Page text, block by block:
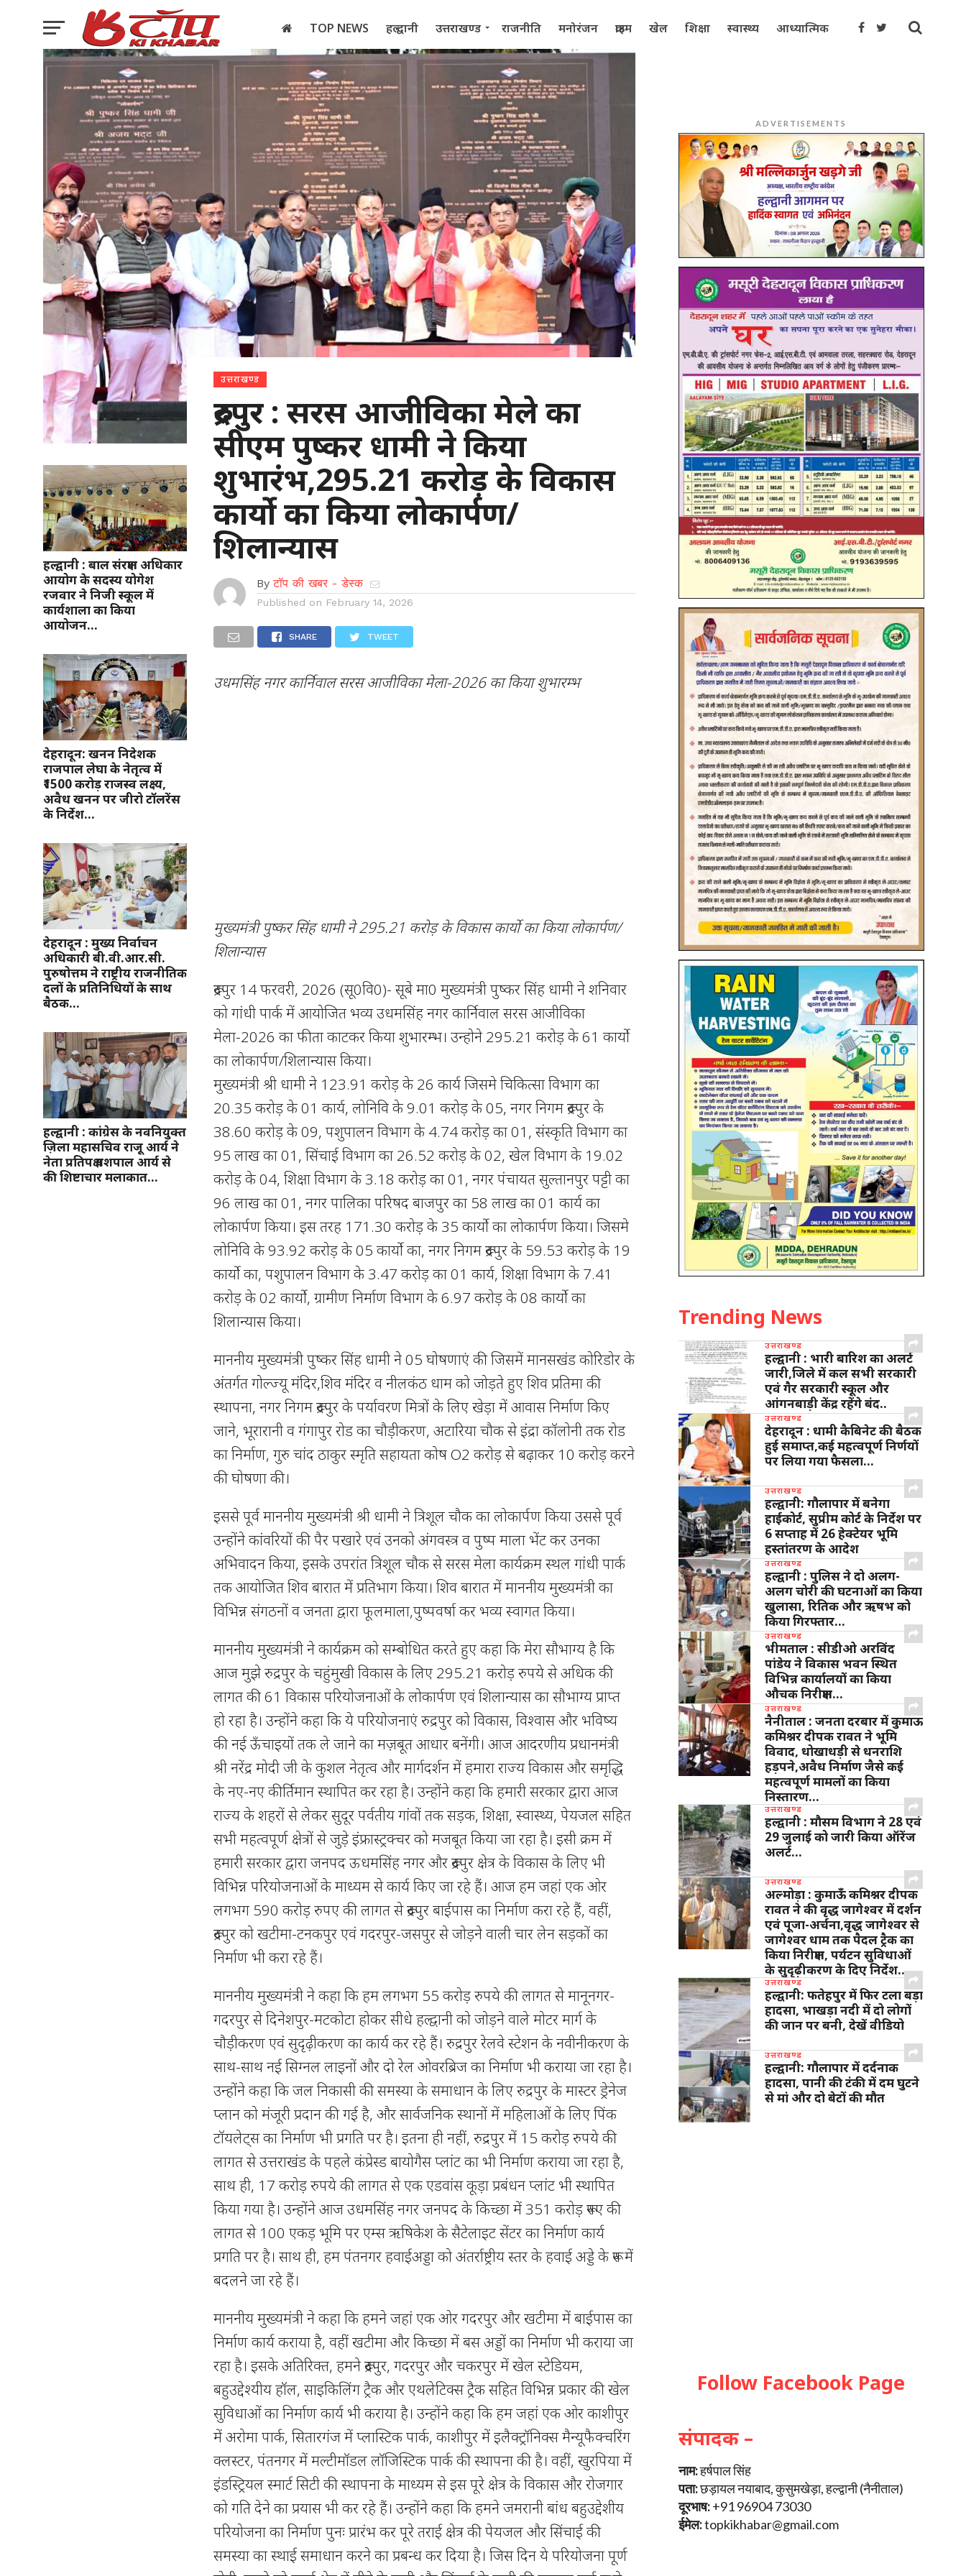
TOP NEWS हल्द्वानी उत्तराखण्ड राजनीति मनोरंजन क्राइम खेल शिक्षा स्वास्थ्य आध्यात्मिक
इलेक्शन 2022
हल्द्वानी : बाल संरक्षण अधिकार
आयोग के सदस्य योगेश
रजवार ने निजी स्कूल में
कार्यशाला का किया
आयोजन…
देहरादून: खनन निदेशक
राजपाल लेघा के नेतृत्व में
₹1500 करोड़ राजस्व लक्ष्य,
अवैध खनन पर जीरो टॉलरेंस
के निर्देश…
देहरादून : मुख्य निर्वाचन
अधिकारी बी.वी.आर.सी.
पुरुषोत्तम ने राष्ट्रीय राजनीतिक
दलों के प्रतिनिधियों के साथ
बैठक…
हल्द्वानी : कांग्रेस के नवनियुक्त
ज़िला महासचिव राजू आर्य ने
नेता प्रतिपक्ष यशपाल आर्य से
की शिष्टाचार मलाकात…
उत्तराखण्ड
रुद्रपुर : सरस आजीविका मेले का
सीएम पुष्कर धामी ने किया
शुभारंभ,295.21 करोड़ के विकास
कार्यो का किया लोकार्पण/
शिलान्यास
By टॉप की खबर - डेस्क
Published on February 14, 2026
SHARE TWEET
उधमसिंह नगर कार्निवाल सरस आजीविका मेला-2026 का किया शुभारम्भ
मुख्यमंत्री पुष्कर सिंह धामी ने 295.21 करोड़ के विकास कार्यो का किया लोकार्पण/
शिलान्यास
रूद्रपुर 14 फरवरी, 2026 (सू0वि0)- सूबे मा0 मुख्यमंत्री पुष्कर सिंह धामी ने शनिवार
को गांधी पार्क में आयोजित भव्य उधमसिंह नगर कार्निवाल सरस आजीविका
मेला-2026 का फीता काटकर किया शुभारम्भ। उन्होने 295.21 करोड़ के 61 कार्यो
का लोकार्पण/शिलान्यास किया।
मुख्यमंत्री श्री धामी ने 123.91 करोड़ के 26 कार्य जिसमे चिकित्सा विभाग का
20.35 करोड़ के 01 कार्य, लोनिवि के 9.01 करोड़ के 05, नगर निगम रूद्रपुर के
38.60 करोड़ के 09, पशुपालन विभाग के 4.74 करोड़ का 01, संस्कृति विभाग का
95 लाख का 01, सिंचाई विभाग का 26.52 करोड़ के 02, खेल विभाग के 19.02
करोड़ के 04, शिक्षा विभाग के 3.18 करोड़ का 01, नगर पंचायत सुल्तानपुर पट्टी का
96 लाख का 01, नगर पालिका परिषद बाजपुर का 58 लाख का 01 कार्य का
लोकार्पण किया। इस तरह 171.30 करोड़ के 35 कार्यो का लोकार्पण किया। जिसमे
लोनिवि के 93.92 करोड़ के 05 कार्यो का, नगर निगम रूद्रपुर के 59.53 करोड़ के 19
कार्याे का, पशुपालन विभाग के 3.47 करोड़ का 01 कार्य, शिक्षा विभाग के 7.41
करोड़ के 02 कार्यो, ग्रामीण निर्माण विभाग के 6.97 करोड़ के 08 कार्यो का
शिलान्यास किया।
माननीय मुख्यमंत्री पुष्कर सिंह धामी ने 05 घोषणाएं की जिसमें मानसखंड कोरिडोर के
अंतर्गत गोल्ज्यू मंदिर,शिव मंदिर व नीलकंठ धाम को जोड़ते हुए शिव प्रतिमा की
स्थापना, नगर निगम रूद्रपुर के पर्यावरण मित्रों के लिए खेड़ा में आवास निर्माण किए
जाने, भूरारानी व गंगापुर रोड का चौड़ीकरण, अटारिया चौक से इंद्रा कॉलोनी तक रोड
का निर्माण, गुरु चांद ठाकुर स्मृति सहायता कोष O2 करोड़ से बढ़ाकर 10 करोड़ करने
की घोषणा की।
इससे पूर्व माननीय मुख्यमंत्री श्री धामी ने त्रिशूल चौक का लोकार्पण किया उससे पूर्व
उन्होंने कांवरियों की पैर पखारे एवं उनको अंगवस्त्र व पुष्प माला भेंट कर उनका
अभिवादन किया, इसके उपरांत त्रिशूल चौक से सरस मेला कार्यक्रम स्थल गांधी पार्क
तक आयोजित शिव बारात में प्रतिभाग किया। शिव बारात में माननीय मुख्यमंत्री का
विभिन्न संगठनों व जनता द्वारा फूलमाला,पुष्पवर्षा कर भव्य स्वागत किया।
माननीय मुख्यमंत्री ने कार्यक्रम को सम्बोधित करते हुए कहा कि मेरा सौभाग्य है कि
आज मुझे रुद्रपुर के चहुंमुखी विकास के लिए 295.21 करोड़ रुपये से अधिक की
लागत की 61 विकास परियोजनाओं के लोकार्पण एवं शिलान्यास का सौभाग्य प्राप्त
हो रहा है। उन्होंने कहा कि ये परियोजनाएं रुद्रपुर को विकास, विश्वास और भविष्य
की नई ऊँचाइयों तक ले जाने का मज़बूत आधार बनेंगी। आज आदरणीय प्रधानमंत्री
श्री नरेंद्र मोदी जी के कुशल नेतृत्व और मार्गदर्शन में हमारा राज्य विकास और समृद्धि
के नए-नए कीर्तिमान स्थापित कर रहा है। उन्होंने कहा कि हमारी सरकार द्वारा आज
राज्य के शहरों से लेकर सुदूर पर्वतीय गांवों तक सड़क, शिक्षा, स्वास्थ्य, पेयजल सहित
सभी महत्वपूर्ण क्षेत्रों से जुड़े इंफ्रास्ट्रक्चर को मजबूत किया जा रहा है। इसी क्रम में
हमारी सरकार द्वारा जनपद ऊधमसिंह नगर और रूद्रपुर क्षेत्र के विकास के लिए भी
विभिन्न परियोजनाओं के माध्यम से कार्य किए जा रहे हैं। आज हम जहां एक ओर
लगभग 590 करोड़ रुपए की लागत से रूद्रपुर बाईपास का निर्माण करा रहे हैं, वहीं,
रूद्रपुर को खटीमा-टनकपुर एवं गदरपुर-जसपुर से जोड़ने वाली चार लेन सड़कों का
निर्माण भी करा रहे हैं।
माननीय मुख्यमंत्री ने कहा कि हम लगभग 55 करोड़ रुपये की लागत से मानूनगर-
गदरपुर से दिनेशपुर-मटकोटा होकर सीधे हल्द्वानी को जोड़ने वाले मोटर मार्ग के
चौड़ीकरण एवं सुदृढ़ीकरण का कार्य कर रहे हैं। रुद्रपुर रेलवे स्टेशन के नवीनीकरण के
साथ-साथ नई सिग्नल लाइनों और दो रेल ओवरब्रिज का निर्माण भी कराया जा रहा है।
उन्होंने कहा कि जल निकासी की समस्या के समाधान के लिए रुद्रपुर के मास्टर ड्रेनेज
प्लान को मंजूरी प्रदान की गई है, और सार्वजनिक स्थानों में महिलाओं के लिए पिंक
टॉयलेट्स का निर्माण भी प्रगति पर है। इतना ही नहीं, रुद्रपुर में 15 करोड़ रुपये की
लागत से उत्तराखंड के पहले कंप्रेस्ड बायोगैस प्लांट का भी निर्माण कराया जा रहा है,
साथ ही, 17 करोड़ रुपये की लागत से एक एडवांस कूड़ा प्रबंधन प्लांट भी स्थापित
किया गया है। उन्होंने आज उधमसिंह नगर जनपद के किच्छा में 351 करोड़ रूपए की
लागत से 100 एकड़ भूमि पर एम्स ऋषिकेश के सैटेलाइट सेंटर का निर्माण कार्य
प्रगति पर है। साथ ही, हम पंतनगर हवाईअड्डा को अंतर्राष्ट्रीय स्तर के हवाई अड्डे के रूप में
बदलने जा रहे हैं।
माननीय मुख्यमंत्री ने कहा कि हमने जहां एक ओर गदरपुर और खटीमा में बाईपास का
निर्माण कार्य कराया है, वहीं खटीमा और किच्छा में बस अड्डों का निर्माण भी कराया जा
रहा है। इसके अतिरिक्त, हमने रूद्रपुर, गदरपुर और चकरपुर में खेल स्टेडियम,
बहुउद्देश्यीय हॉल, साइकिलिंग ट्रैक और एथलेटिक्स ट्रैक सहित विभिन्न प्रकार की खेल
सुविधाओं का निर्माण कार्य भी कराया है। उन्होंने कहा कि हम जहां एक ओर काशीपुर
में अरोमा पार्क, सितारगंज में प्लास्टिक पार्क, काशीपुर में इलैक्ट्रॉनिक्स मैन्यूफैक्चरिंग
क्लस्टर, पंतनगर में मल्टीमॉडल लॉजिस्टिक पार्क की स्थापना की है। वहीं, खुरपिया में
इंडस्ट्रियल स्मार्ट सिटी की स्थापना के माध्यम से इस पूरे क्षेत्र के विकास और रोजगार
को गति देने का प्रयास भी कर रहे हैं। उन्होंने कहा कि हमने जमरानी बांध बहुउद्देशीय
परियोजना का निर्माण पुनः प्रारंभ कर पूरे तराई क्षेत्र की पेयजल और सिंचाई की
समस्या का स्थाई समाधान करने का प्रबन्ध कर दिया है। जिस दिन ये परियोजना पूर्ण
ADVERTISEMENTS
Trending News
उत्तराखण्ड
हल्द्वानी : भारी बारिश का अलर्ट
जारी,जिले में कल सभी सरकारी
एवं गैर सरकारी स्कूल और
आंगनबाड़ी केंद्र रहेंगे बंद..
उत्तराखण्ड
देहरादून : धामी कैबिनेट की बैठक
हुई समाप्त,कई महत्वपूर्ण निर्णयों
पर लिया गया फैसला…
उत्तराखण्ड
हल्द्वानी: गौलापार में बनेगा
हाईकोर्ट, सुप्रीम कोर्ट के निर्देश पर
6 सप्ताह में 26 हेक्टेयर भूमि
हस्तांतरण के आदेश
उत्तराखण्ड
हल्द्वानी : पुलिस ने दो अलग-
अलग चोरी की घटनाओं का किया
खुलासा, रितिक और ऋषभ को
किया गिरफ्तार…
उत्तराखण्ड
भीमताल : सीडीओ अरविंद
पांडेय ने विकास भवन स्थित
विभिन्न कार्यालयों का किया
औचक निरीक्षण…
उत्तराखण्ड
नैनीताल : जनता दरबार में कुमाऊ
कमिश्नर दीपक रावत ने भूमि
विवाद, धोखाधड़ी से धनराशि
हड़पने,अवैध निर्माण जैसे कई
महत्वपूर्ण मामलों का किया
निस्तारण…
उत्तराखण्ड
हल्द्वानी : मौसम विभाग ने 28 एवं
29 जुलाई को जारी किया ऑरेंज
अलर्ट…
उत्तराखण्ड
अल्मोड़ा : कुमाऊँ कमिश्नर दीपक
रावत ने की वृद्ध जागेश्वर में दर्शन
एवं पूजा-अर्चना,वृद्ध जागेश्वर से
जागेश्वर धाम तक पैदल ट्रैक का
किया निरीक्षण, पर्यटन सुविधाओं
के सुदृढ़ीकरण के दिए निर्देश…
उत्तराखण्ड
हल्द्वानी: फतेहपुर में फिर टला बड़ा
हादसा, भाखड़ा नदी में दो लोगों
की जान पर बनी, देखें वीडियो
उत्तराखण्ड
हल्द्वानी: गौलापार में दर्दनाक
हादसा, पानी की टंकी में दम घुटने
से मां और दो बेटों की मौत
Follow Facebook Page
संपादक –
नाम:हर्षपाल सिंह
पता:छड़ायल नयाबाद, कुसुमखेड़ा, हल्द्वानी (नैनीताल)
दूरभाष:+91 96904 73030
ईमेल:topkikhabar@gmail.com